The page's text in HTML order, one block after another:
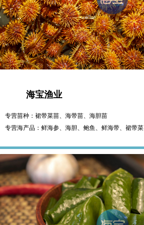
专营苗种：裙带菜苗、海带苗、海胆苗
专营海产品：鲜海参、海胆、鲍鱼、鲜海带、裙带菜
海宝渔业